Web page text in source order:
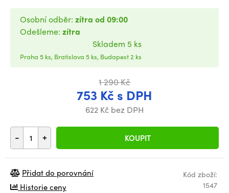
1 290 Kč
753 Kč s DPH
622 Kč bez DPH
- + KOUPIT
Osobní odběr: zítra od 09:00
Odešleme: zítra
Skladem 5 ks
Praha 5 ks, Bratislava 5 ks, Budapest 2 ks
Kód zboží:
1547
Přidat do porovnání
Historie ceny